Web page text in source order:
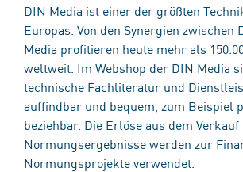
DIN Media ist einer der größten
Europas. Von den Synergien zwischen
Media profitieren heute mehr als
weltweit. Im Webshop der DIN Media
technische Fachliteratur und
auffindbar und bequem, zum Beispiel
beziehbar. Die Erlöse aus dem
Normungsergebnisse werden zur
Normungsprojekte verwendet.